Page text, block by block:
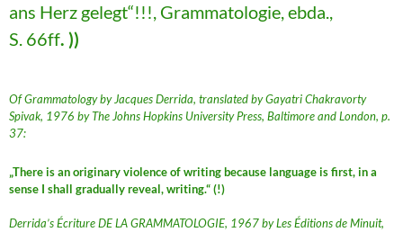
ans Herz gelegt“!!!, Grammatologie, ebda.,
S. 66ff. ))
Of Grammatology by Jacques Derrida, translated by Gayatri Chakravorty
Spivak, 1976 by The Johns Hopkins University Press, Baltimore and London, p.
37:
„There is an originary violence of writing because language is first, in a
sense I shall gradually reveal, writing.“ (!)
Derrida’s Écriture DE LA GRAMMATOLOGIE, 1967 by Les Éditions de Minuit,